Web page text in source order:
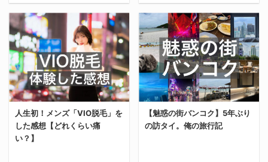
成し、収益も過去最高記
録を更新。 完全にイケイ
ケだったリファインマガ
ジンは、10月のコアアル
ゴリズムアップデートを
皮切りに、どんどん弱体
化させられていった。 執
着と成果は比例する もち
ろん、アルゴリズムのア
ップデートだけが要因で
知らん！！ なんだかんだ
言って、ここ5~8年のフ
ァッショントレンドの牽
引役であるバレンシアガ
を俺は推す。 俺がバレン
シアガのクラッチバッグ
を購入した理由 俺がバレ
ンシアガのクラッチバッ
グを購入した理由は、本
今回は新たにオーシャン
トリコのシャンプーを購
入したから実際に使って
みた感想をレビューす
る。 三科さん、もるさん
など、一世を風靡したメ
ンズヘアセット界のレジ
ェンド達のヘアサロンが
出しているシャンプーだ
から知っている人も多い
今回は『プロスタイル旅
館横浜馬車道』に宿泊し
てきたから、ホテルのレ
ビューと共に感想を書い
ていく。 『プロスタイル
旅館横浜馬車道』への宿
泊を検討している人、横
浜のみなとみらい周辺で
良いホテルがないか探し
人生初！メンズ「VIO脱毛」を
した感想【どれくらい痛
い？】
【魅惑の街バンコク】5年ぶり
の訪タイ。俺の旅行記